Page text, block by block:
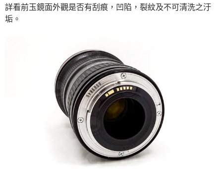
詳看前玉鏡面外觀是否有刮痕，凹陷，裂紋及不可清洗之汙
垢。